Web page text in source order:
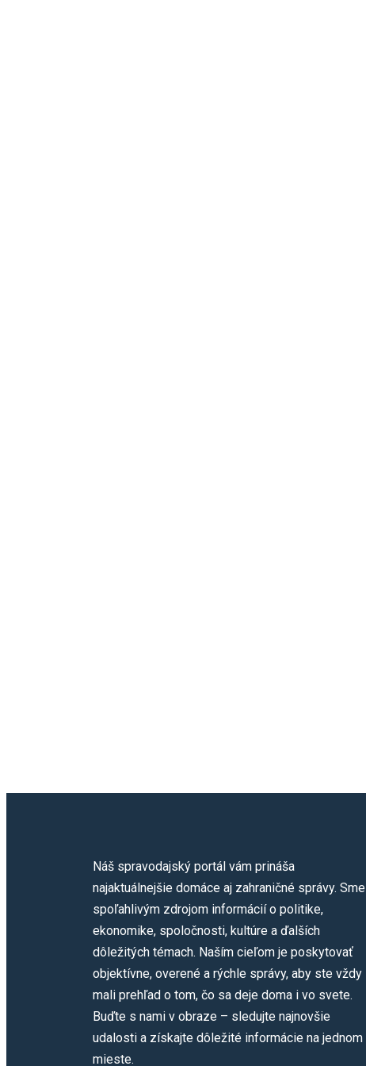
Náš spravodajský portál vám prináša
najaktuálnejšie domáce aj zahraničné správy. Sme
spoľahlivým zdrojom informácií o politike,
ekonomike, spoločnosti, kultúre a ďalších
dôležitých témach. Naším cieľom je poskytovať
objektívne, overené a rýchle správy, aby ste vždy
mali prehľad o tom, čo sa deje doma i vo svete.
Buďte s nami v obraze – sledujte najnovšie
udalosti a získajte dôležité informácie na jednom
mieste.